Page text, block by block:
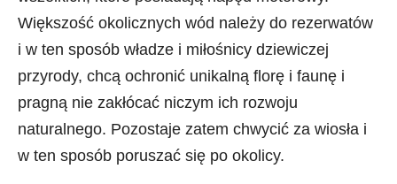
Większość okolicznych wód należy do rezerwatów
i w ten sposób władze i miłośnicy dziewiczej
przyrody, chcą ochronić unikalną florę i faunę i
pragną nie zakłócać niczym ich rozwoju
naturalnego. Pozostaje zatem chwycić za wiosła i
w ten sposób poruszać się po okolicy.